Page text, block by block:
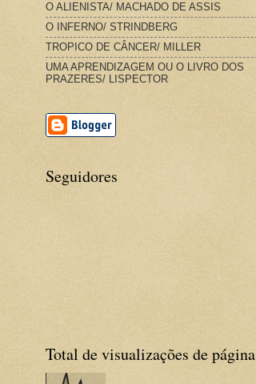
O ALIENISTA/ MACHADO DE ASSIS
O INFERNO/ STRINDBERG
TROPICO DE CÂNCER/ MILLER
UMA APRENDIZAGEM OU O LIVRO DOS
PRAZERES/ LISPECTOR
Seguidores
Total de visualizações de página